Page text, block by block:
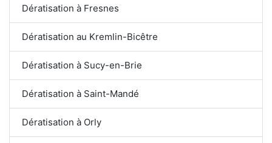
Dératisation à Fresnes
Dératisation au Kremlin-Bicêtre
Dératisation à Sucy-en-Brie
Dératisation à Saint-Mandé
Dératisation à Orly